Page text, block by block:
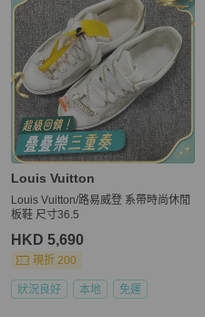
Louis Vuitton
Louis Vuitton/路易威登 系帶時尚休閒
板鞋 尺寸36.5
HKD 5,690
現折 200
狀況良好 本地 免運